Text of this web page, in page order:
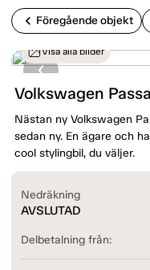
chevron_left Föregående objekt
Visa alla bilder
Volkswagen
Nästan ny Volkswagen
sedan ny. En ägare och
cool stylingbil, du väljer.
Nedräkning
AVSLUTAD
Delbetalning från: